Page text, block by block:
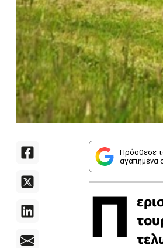
Πρόσθεσε
αγαπημένα
Π